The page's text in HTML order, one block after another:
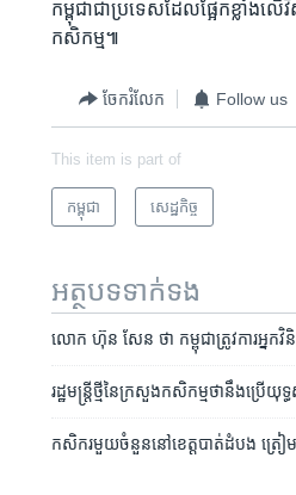
កម្ពុជា​ជា​ប្រទេសដែល​ផ្អែក​ខ្លាំ
កសិកម្ម៕​
ចែករំលែក Follow us
This item is part of
កម្ពុជា សេដ្ឋកិច្ច
អត្ថបទ​ទាក់ទង
លោក ហ៊ុន សែន ថា កម្ពុជា​ត្រូវការ​អ្នក
រដ្ឋ​មន្ត្រី​ថ្មី​នៃ​ក្រសួង​កសិកម្ម​ថា​នឹង​ប្រើ​យុ
កសិករ​មួយ​ចំនួន​នៅ​ខេត្តបាត់ដំបង ត្រៀម​